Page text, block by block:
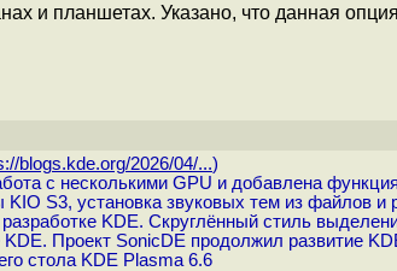
и планшетах. Указано, что данная
blogs.kde.org/2026/04/...)
с несколькими GPU и добавлена
S3, установка звуковых тем из файлов
KDE. Скруглённый стиль
Проект SonicDE продолжил развитие
стола KDE Plasma 6.6